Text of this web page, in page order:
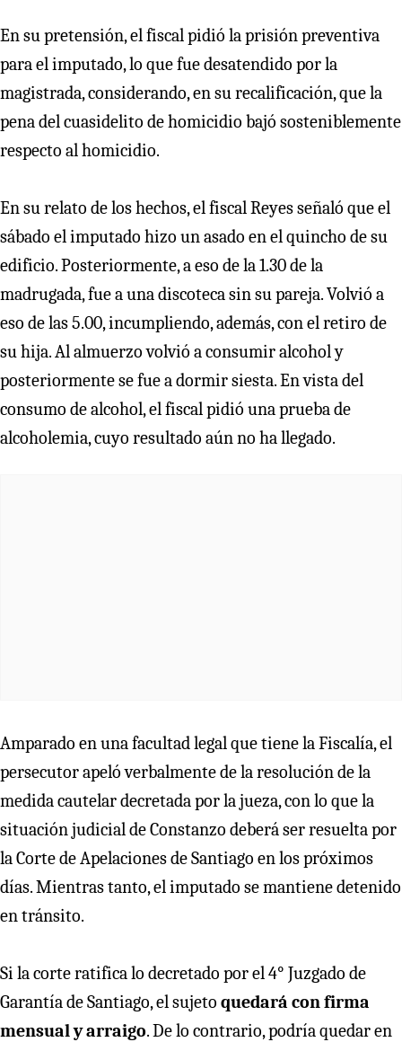
En su pretensión, el fiscal pidió la prisión preventiva
para el imputado, lo que fue desatendido por la
magistrada, considerando, en su recalificación, que la
pena del cuasidelito de homicidio bajó sosteniblemente
respecto al homicidio.
En su relato de los hechos, el fiscal Reyes señaló que el
sábado el imputado hizo un asado en el quincho de su
edificio. Posteriormente, a eso de la 1.30 de la
madrugada, fue a una discoteca sin su pareja. Volvió a
eso de las 5.00, incumpliendo, además, con el retiro de
su hija. Al almuerzo volvió a consumir alcohol y
posteriormente se fue a dormir siesta. En vista del
consumo de alcohol, el fiscal pidió una prueba de
alcoholemia, cuyo resultado aún no ha llegado.
Amparado en una facultad legal que tiene la Fiscalía, el
persecutor apeló verbalmente de la resolución de la
medida cautelar decretada por la jueza, con lo que la
situación judicial de Constanzo deberá ser resuelta por
la Corte de Apelaciones de Santiago en los próximos
días. Mientras tanto, el imputado se mantiene detenido
en tránsito.
Si la corte ratifica lo decretado por el 4° Juzgado de
Garantía de Santiago, el sujeto quedará con firma
mensual y arraigo. De lo contrario, podría quedar en